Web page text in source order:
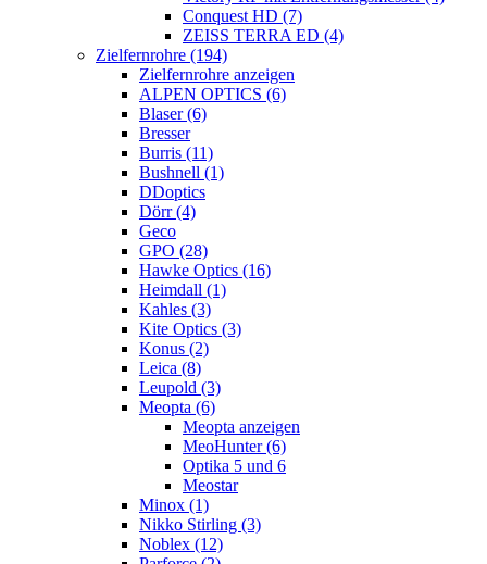
Conquest HD (7)
ZEISS TERRA ED (4)
Zielfernrohre (194)
Zielfernrohre anzeigen
ALPEN OPTICS (6)
Blaser (6)
Bresser
Burris (11)
Bushnell (1)
DDoptics
Dörr (4)
Geco
GPO (28)
Hawke Optics (16)
Heimdall (1)
Kahles (3)
Kite Optics (3)
Konus (2)
Leica (8)
Leupold (3)
Meopta (6)
Meopta anzeigen
MeoHunter (6)
Optika 5 und 6
Meostar
Minox (1)
Nikko Stirling (3)
Noblex (12)